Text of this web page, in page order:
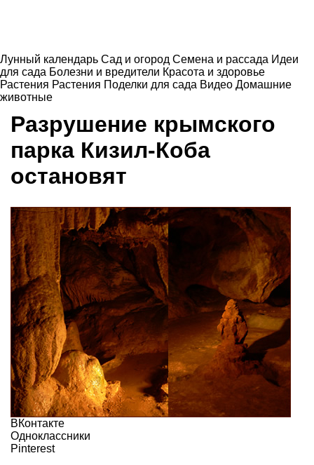
Лунный календарь Сад и огород Семена и рассада Идеи
для сада Болезни и вредители Красота и здоровье
Растения Растения Поделки для сада Видео Домашние
животные
Разрушение крымского
парка Кизил-Коба
остановят
ВКонтакте
Одноклассники
Pinterest